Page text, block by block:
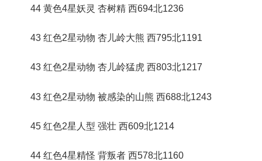
44 黄色4星妖灵 杏树精 西694北1236
43 红色2星动物 杏儿岭大熊 西795北1191
43 红色2星动物 杏儿岭猛虎 西803北1217
43 红色2星动物 被感染的山熊 西688北1243
45 红色2星人型 强壮 西609北1214
44 红色4星精怪 背叛者 西578北1160